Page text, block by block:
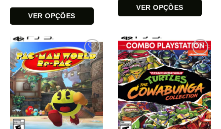
VER OPÇÕES
produto
tem
várias
variantes.
As
opções
podem
ser
escolhidas
VER OPÇÕES
tem
várias
variantes.
As
opções
podem
ser
escolhidas
na